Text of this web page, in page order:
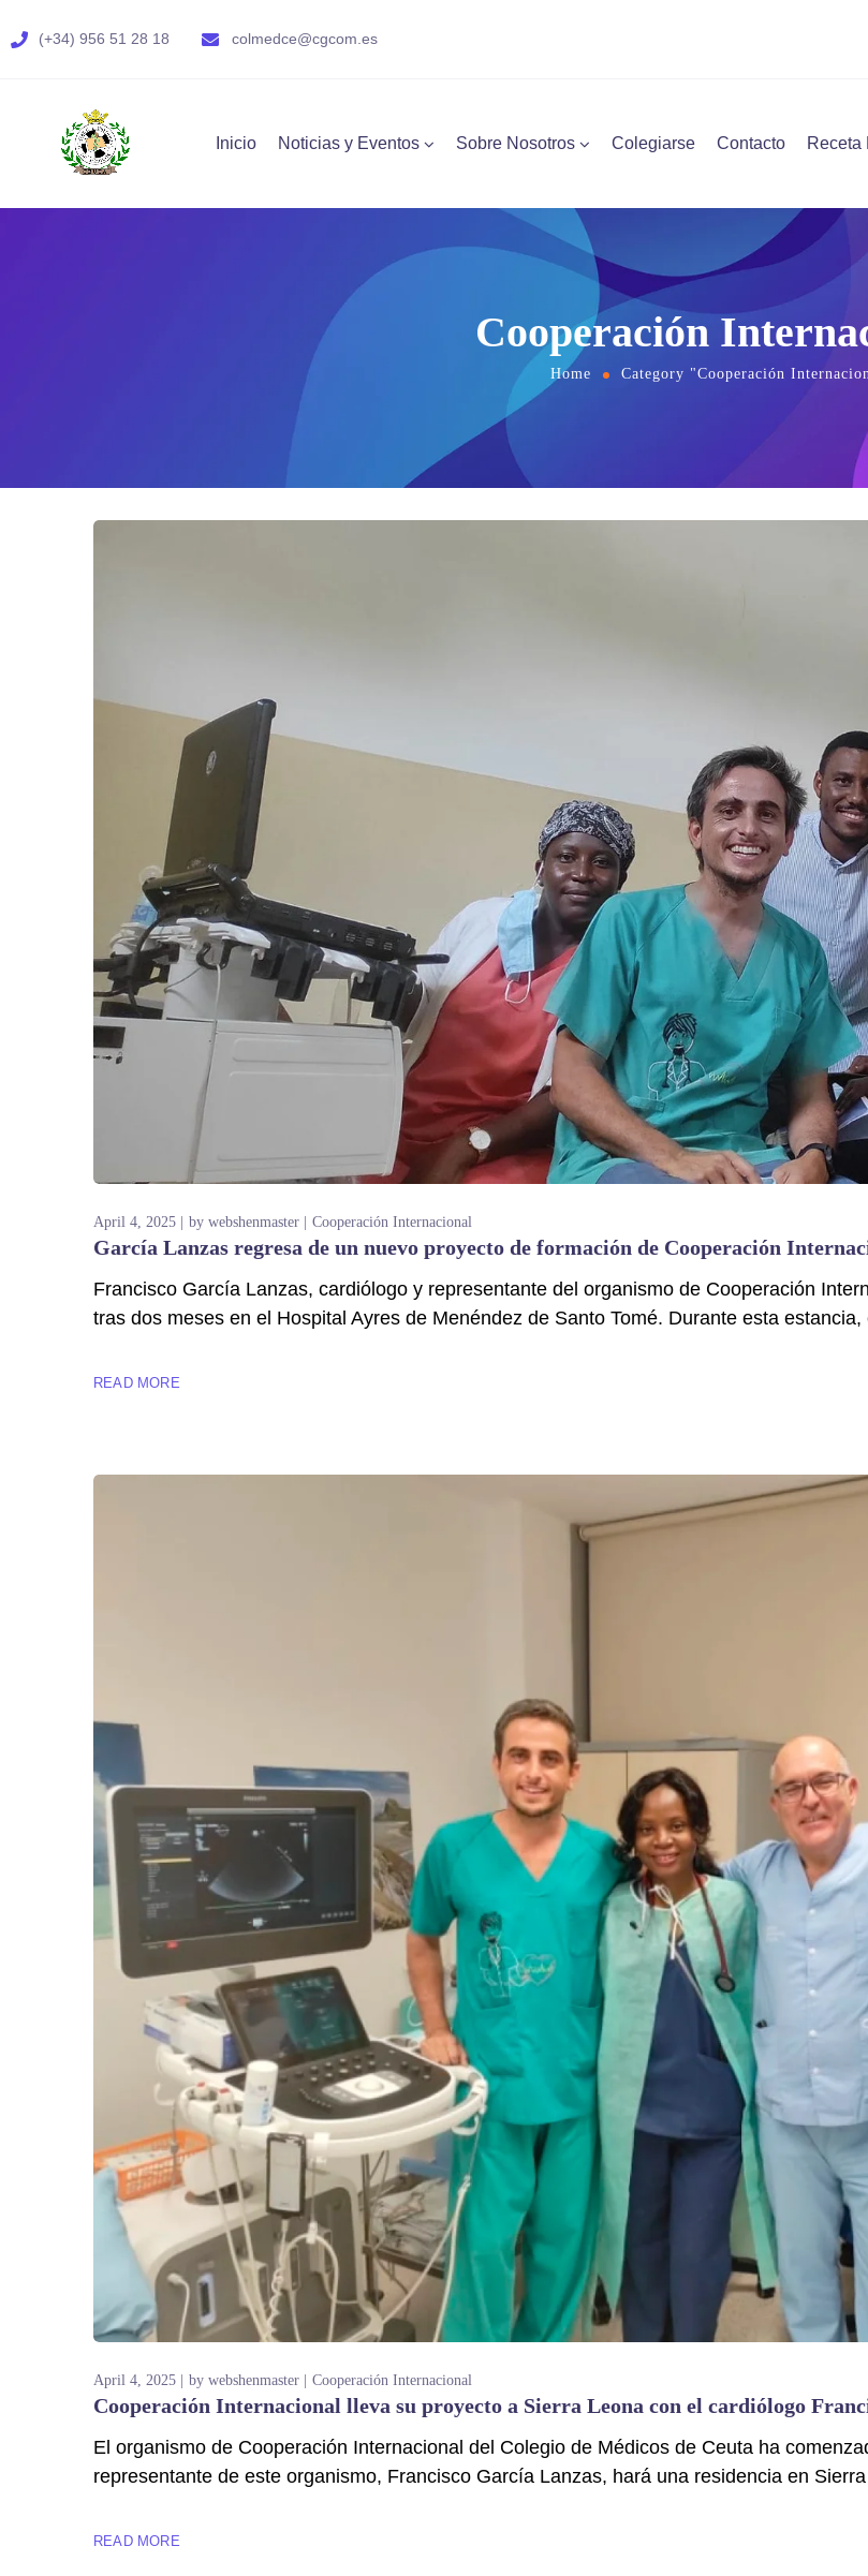
(+34) 956 51 28 18 colmedce@cgcom.es
Inicio Noticias y Eventos Sobre Nosotros Colegiarse Contacto Receta
Cooperación
Home Category "Cooperación
April 4, 2025 by webshenmaster Cooperación Internacional
García Lanzas regresa de un nuevo proyecto de formación de Cooperación
Francisco García Lanzas, cardiólogo y representante del organismo de Cooperación
tras dos meses en el Hospital Ayres de Menéndez de Santo Tomé. Durante esta
READ MORE
April 4, 2025 by webshenmaster Cooperación Internacional
Cooperación Internacional lleva su proyecto a Sierra Leona con el cardiólogo
El organismo de Cooperación Internacional del Colegio de Médicos de Ceuta ha
representante de este organismo, Francisco García Lanzas, hará una residencia en
READ MORE